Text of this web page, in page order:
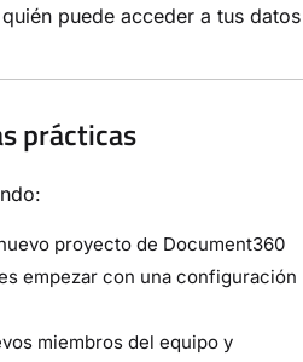
puede acceder a tus datos
prácticas
proyecto de Document360
empezar con una configuración
miembros del equipo y